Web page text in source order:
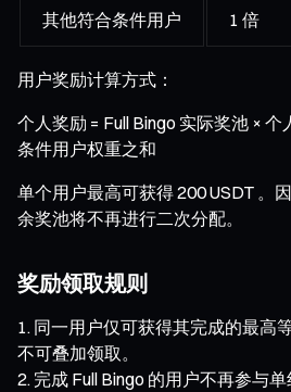
其他符合条件用户 1 倍
用户奖励计算方式：
个人奖励 = Full Bingo 实际奖池 ×
条件用户权重之和
单个用户最高可获得 200 USDT 。
余奖池将不再进行二次分配。
奖励领取规则
同一用户仅可获得其完成的最高
不可叠加领取。
完成 Full Bingo 的用户不再参与